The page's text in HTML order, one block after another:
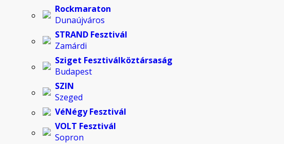
Rockmaraton
Dunaújváros
STRAND Fesztivál
Zamárdi
Sziget Fesztiválköztársaság
Budapest
SZIN
Szeged
VéNégy Fesztivál
VOLT Fesztivál
Sopron